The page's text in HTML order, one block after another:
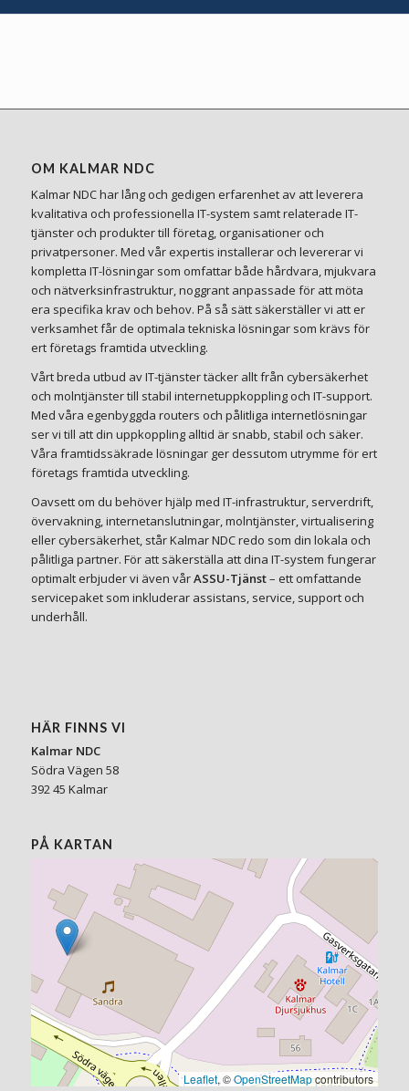
OM KALMAR NDC
Kalmar NDC har lång och gedigen erfarenhet av att leverera
kvalitativa och professionella IT-system samt relaterade IT-
tjänster och produkter till företag, organisationer och
privatpersoner. Med vår expertis installerar och levererar vi
kompletta IT-lösningar som omfattar både hårdvara, mjukvara
och nätverksinfrastruktur, noggrant anpassade för att möta
era specifika krav och behov. På så sätt säkerställer vi att er
verksamhet får de optimala tekniska lösningar som krävs för
ert företags framtida utveckling.
Vårt breda utbud av IT-tjänster täcker allt från cybersäkerhet
och molntjänster till stabil internetuppkoppling och IT-support.
Med våra egenbyggda routers och pålitliga internetlösningar
ser vi till att din uppkoppling alltid är snabb, stabil och säker.
Våra framtidssäkrade lösningar ger dessutom utrymme för ert
företags framtida utveckling.
Oavsett om du behöver hjälp med IT-infrastruktur, serverdrift,
övervakning, internetanslutningar, molntjänster, virtualisering
eller cybersäkerhet, står Kalmar NDC redo som din lokala och
pålitliga partner. För att säkerställa att dina IT-system fungerar
optimalt erbjuder vi även vårASSU-Tjänst– ett omfattande
servicepaket som inkluderar assistans, service, support och
underhåll.
HÄR FINNS VI
Kalmar NDC
Södra Vägen 58
392 45 Kalmar
PÅ KARTAN
Leaflet, ©OpenStreetMapcontributors